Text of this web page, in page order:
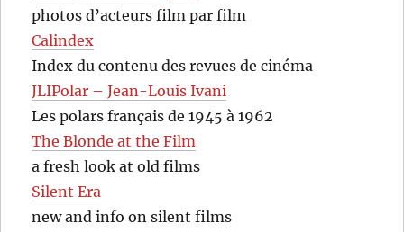
photos d’acteurs film par film
Calindex
Index du contenu des revues de cinéma
JLIPolar – Jean-Louis Ivani
Les polars français de 1945 à 1962
The Blonde at the Film
a fresh look at old films
Silent Era
new and info on silent films